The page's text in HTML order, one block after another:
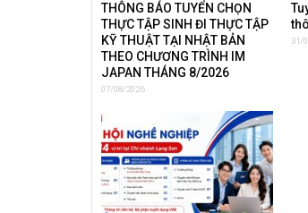
THÔNG BÁO TUYỂN CHỌN
THỰC TẬP SINH ĐI THỰC TẬP
KỸ THUẬT TẠI NHẬT BẢN
THEO CHƯƠNG TRÌNH IM
JAPAN THÁNG 8/2026
07/08/2026
31/